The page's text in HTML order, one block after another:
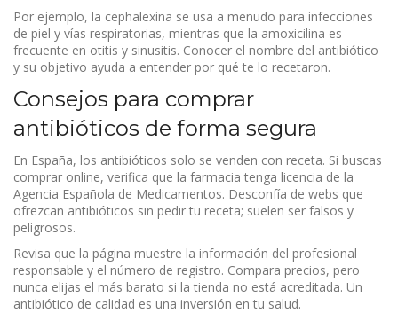
Por ejemplo, la cephalexina se usa a menudo para infecciones
de piel y vías respiratorias, mientras que la amoxicilina es
frecuente en otitis y sinusitis. Conocer el nombre del antibiótico
y su objetivo ayuda a entender por qué te lo recetaron.
Consejos para comprar
antibióticos de forma segura
En España, los antibióticos solo se venden con receta. Si buscas
comprar online, verifica que la farmacia tenga licencia de la
Agencia Española de Medicamentos. Desconfía de webs que
ofrezcan antibióticos sin pedir tu receta; suelen ser falsos y
peligrosos.
Revisa que la página muestre la información del profesional
responsable y el número de registro. Compara precios, pero
nunca elijas el más barato si la tienda no está acreditada. Un
antibiótico de calidad es una inversión en tu salud.